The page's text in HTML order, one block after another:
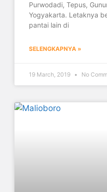
Purwodadi, Tepus,
Yogyakarta. Letaknya
pantai lain di
SELENGKAPNYA »
19 March, 2019 No